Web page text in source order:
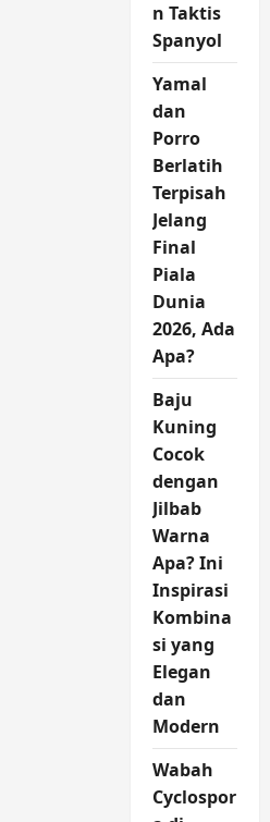
n Taktis
Spanyol
Yamal
dan
Porro
Berlatih
Terpisah
Jelang
Final
Piala
Dunia
2026, Ada
Apa?
Baju
Kuning
Cocok
dengan
Jilbab
Warna
Apa? Ini
Inspirasi
Kombina
si yang
Elegan
dan
Modern
Wabah
Cyclospor